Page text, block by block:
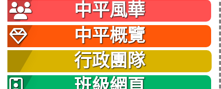
中平風華
中平概覽
行政團隊